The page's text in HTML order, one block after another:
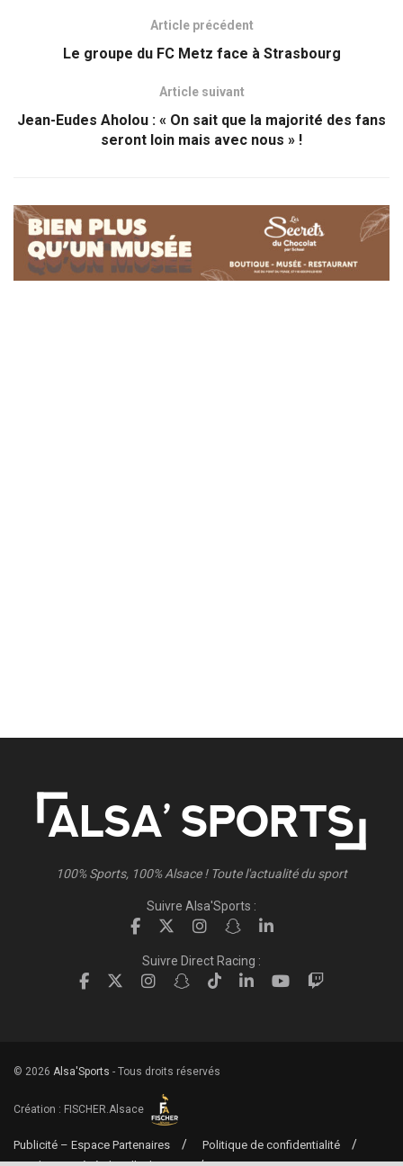
Article précédent
Le groupe du FC Metz face à Strasbourg
Article suivant
Jean-Eudes Aholou : « On sait que la majorité des fans
seront loin mais avec nous » !
100% Sports, 100% Alsace ! Toute l'actualité du sport
Suivre Alsa'Sports :
Suivre Direct Racing :
© 2026 Alsa'Sports - Tous droits réservés
Création : FISCHER.Alsace
Publicité – Espace Partenaires
Politique de confidentialité